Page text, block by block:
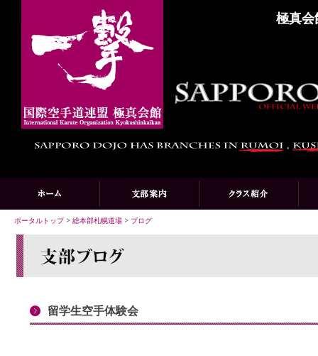
極真会
ポータルトップ> 総本部札幌道場 > ブログ
留学生空手体験会